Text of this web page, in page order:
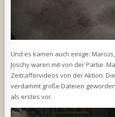
Und es kamen auch einige:
Joschy waren mit von der Partie.
Zeitraffervideos von der Aktion.
verdammt große Dateien
als erstes vor.